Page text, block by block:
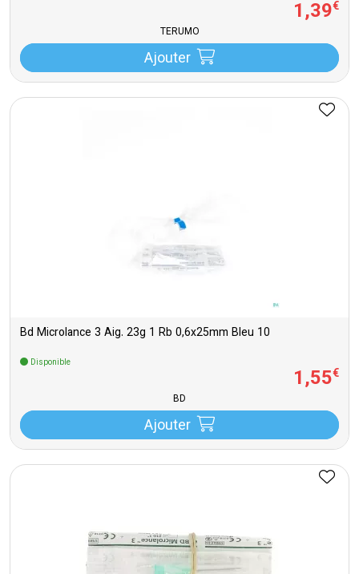
1,39€
TERUMO
Ajouter
Bd Microlance 3 Aig. 23g 1 Rb 0,6x25mm Bleu 10
Disponible
1,55€
BD
Ajouter